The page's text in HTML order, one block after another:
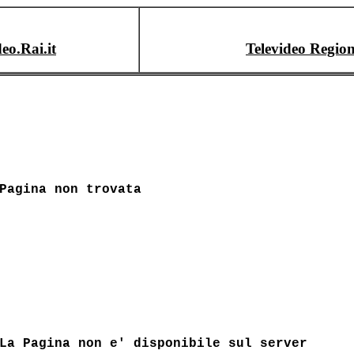
Televideo
Pagina non trovata
La Pagina non e' disponibile sul server